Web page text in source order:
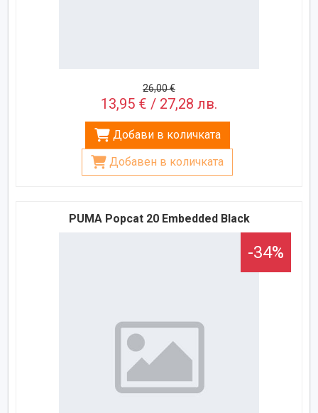
26,00 €
13,95 € / 27,28 лв.
Добави в количката
Добавен в количката
PUMA Popcat 20 Embedded Black
-34%